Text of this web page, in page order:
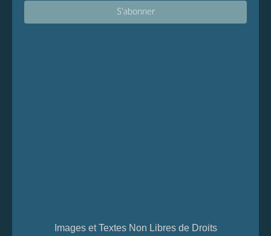
Images et Textes Non Libres de Droits